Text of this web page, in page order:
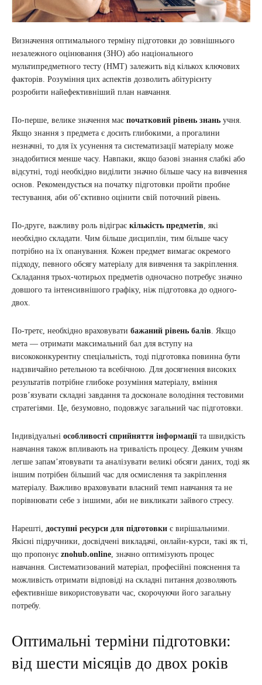
Визначення оптимального терміну підготовки до зовнішнього
незалежного оцінювання (ЗНО) або національного
мультипредметного тесту (НМТ) залежить від кількох ключових
факторів. Розуміння цих аспектів дозволить абітурієнту
розробити найефективніший план навчання.
По-перше, велике значення має початковий рівень знань учня.
Якщо знання з предмета є досить глибокими, а прогалини
незначні, то для їх усунення та систематизації матеріалу може
знадобитися менше часу. Навпаки, якщо базові знання слабкі або
відсутні, тоді необхідно виділити значно більше часу на вивчення
основ. Рекомендується на початку підготовки пройти пробне
тестування, аби об’єктивно оцінити свій поточний рівень.
По-друге, важливу роль відіграє кількість предметів , які
необхідно складати. Чим більше дисциплін, тим більше часу
потрібно на їх опанування. Кожен предмет вимагає окремого
підходу, певного обсягу матеріалу для вивчення та закріплення.
Складання трьох-чотирьох предметів одночасно потребує значно
довшого та інтенсивнішого графіку, ніж підготовка до одного-
двох.
По-третє, необхідно враховувати бажаний рівень балів . Якщо
мета — отримати максимальний бал для вступу на
висококонкурентну спеціальність, тоді підготовка повинна бути
надзвичайно ретельною та всебічною. Для досягнення високих
результатів потрібне глибоке розуміння матеріалу, вміння
розв’язувати складні завдання та досконале володіння тестовими
стратегіями. Це, безумовно, подовжує загальний час підготовки.
Індивідуальні особливості сприйняття інформації та швидкість
навчання також впливають на тривалість процесу. Деяким учням
легше запам’ятовувати та аналізувати великі обсяги даних, тоді як
іншим потрібен більший час для осмислення та закріплення
матеріалу. Важливо враховувати власний темп навчання та не
порівнювати себе з іншими, аби не викликати зайвого стресу.
Нарешті, доступні ресурси для підготовки є вирішальними.
Якісні підручники, досвідчені викладачі, онлайн-курси, такі як ті,
що пропонує znohub.online , значно оптимізують процес
навчання. Систематизований матеріал, професійні пояснення та
можливість отримати відповіді на складні питання дозволяють
ефективніше використовувати час, скорочуючи його загальну
потребу.
Оптимальні терміни підготовки:
від шести місяців до двох років